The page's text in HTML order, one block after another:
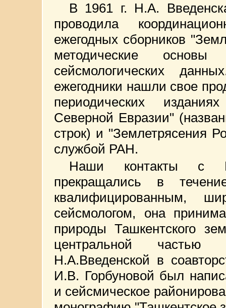
В 1961 г. Н.А.
проводила
ежегодных сборников
методические основы
сейсмологических
ежегодники нашли свое
периодических
Северной Евразии"
строк) и "Землетрясения
службой РАН.
Наши контакты с
прекращались в
квалифицированным,
сейсмологом, она
природы Ташкентского
центральной частью
Н.А.Введенской в
И.В. Горбуновой был
и сейсмическое